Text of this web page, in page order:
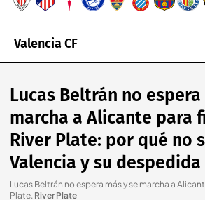
Valencia CF
Lucas Beltrán no espera
marcha a Alicante para
River Plate: por qué no
Valencia y su despedida
Lucas Beltrán no espera más y se marcha a
Plate. River Plate